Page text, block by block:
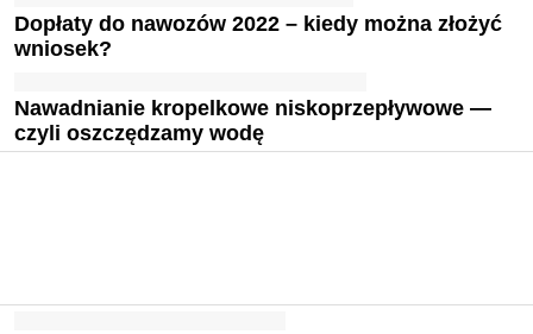
Dopłaty do nawozów 2022 – kiedy można złożyć
wniosek?
Nawadnianie kropelkowe niskoprzepływowe —
czyli oszczędzamy wodę